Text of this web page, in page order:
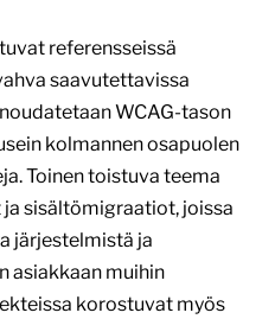
referensseissä
saavutettavissa
WCAG-tason
kolmannen osapuolen
Toinen toistuva teema
sisältömigraatiot, joissa
järjestelmistä ja
asiakkaan muihin
korostuvat myös